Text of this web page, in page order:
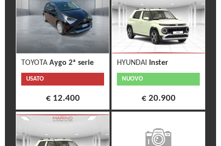
TOYOTA Aygo 2ª serie
USATO
€ 12.400
HYUNDAI Inster
NUOVO
€ 20.900